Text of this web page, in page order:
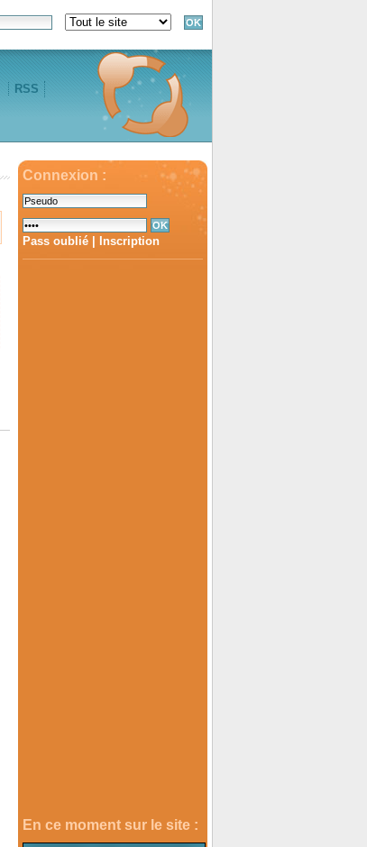
RSS
Connexion :
Pass oublié Inscription
En ce moment sur le site :